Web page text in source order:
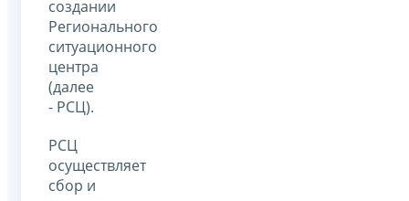
создании
Регионального
ситуационного
центра
(далее
- РСЦ).
РСЦ
осуществляет
сбор и